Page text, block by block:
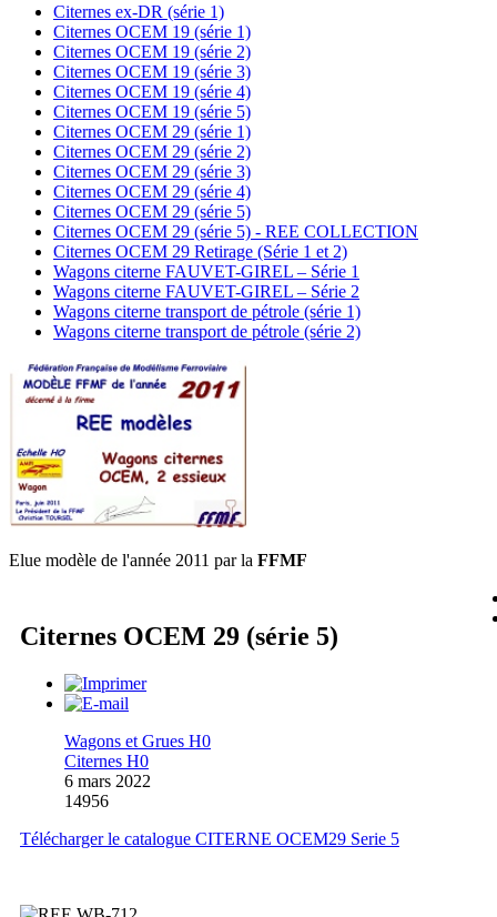
Citernes ex-DR (série 1)
Citernes OCEM 19 (série 1)
Citernes OCEM 19 (série 2)
Citernes OCEM 19 (série 3)
Citernes OCEM 19 (série 4)
Citernes OCEM 19 (série 5)
Citernes OCEM 29 (série 1)
Citernes OCEM 29 (série 2)
Citernes OCEM 29 (série 3)
Citernes OCEM 29 (série 4)
Citernes OCEM 29 (série 5)
Citernes OCEM 29 (série 5) - REE COLLECTION
Citernes OCEM 29 Retirage (Série 1 et 2)
Wagons citerne FAUVET-GIREL – Série 1
Wagons citerne FAUVET-GIREL – Série 2
Wagons citerne transport de pétrole (série 1)
Wagons citerne transport de pétrole (série 2)
Elue modèle de l'année 2011 par la FFMF
Citernes OCEM 29 (série 5)
Wagons et Grues H0
Citernes H0
6 mars 2022
14956
Télécharger le catalogue CITERNE OCEM29 Serie 5